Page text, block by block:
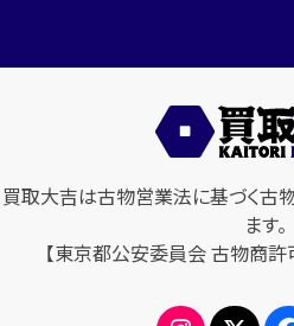
買取大吉は古物営業法に基づく古
ます。
【東京都公安委員会 古物商